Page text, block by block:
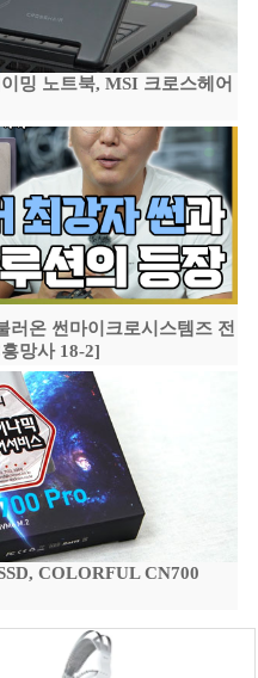
밍 노트북, MSI 크로스헤어
러온 썬마이크로시스템즈 전
망사 18-2]
COLORFUL CN700